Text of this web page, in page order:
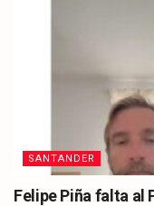
SANTANDER
Felipe Piña falta al